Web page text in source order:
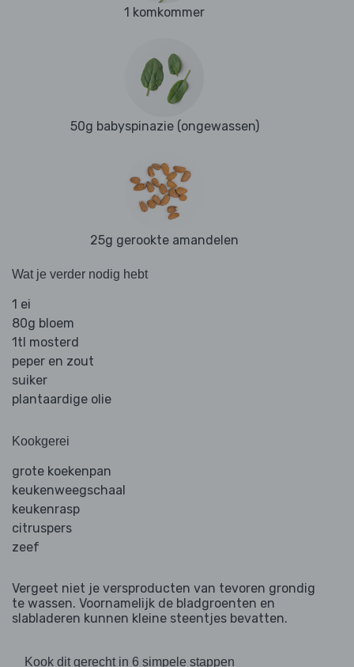
1 komkommer
50g babyspinazie (ongewassen)
25g gerookte amandelen
Wat je verder nodig hebt
1 ei
80g bloem
1tl mosterd
peper en zout
suiker
plantaardige olie
Kookgerei
grote koekenpan
keukenweegschaal
keukenrasp
citruspers
zeef
Vergeet niet je versproducten van tevoren grondig
te wassen. Voornamelijk de bladgroenten en
slabladeren kunnen kleine steentjes bevatten.
Kook dit gerecht in 6 simpele stappen